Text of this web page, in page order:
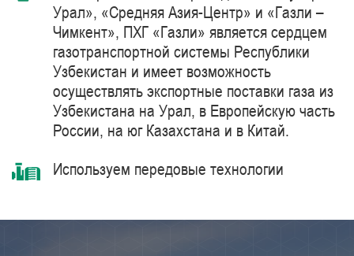
Урал», «Средняя Азия-Центр» и «Газли –
Чимкент», ПХГ «Газли» является сердцем
газотранспортной системы Республики
Узбекистан и имеет возможность
осуществлять экспортные поставки газа из
Узбекистана на Урал, в Европейскую часть
России, на юг Казахстана и в Китай.
Используем передовые технологии